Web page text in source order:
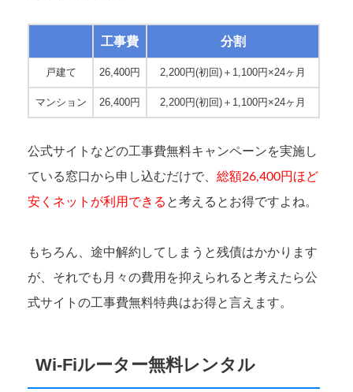
工事費 分割
戸建て 26,400円 2,200円(初回)＋1,100円×24ヶ月
マンション 26,400円 2,200円(初回)＋1,100円×24ヶ月
公式サイトなどの工事費無料キャンペーンを実施し
ている窓口から申し込むだけで、 総額26,400円ほど
安くネットが利用できる と考えるとお得ですよね。
もちろん、途中解約してしまうと残債はかかります
が、それでも月々の費用を抑えられると考えたら公
式サイトの工事費無料特典はお得と言えます。
Wi-Fiルーター無料レンタル